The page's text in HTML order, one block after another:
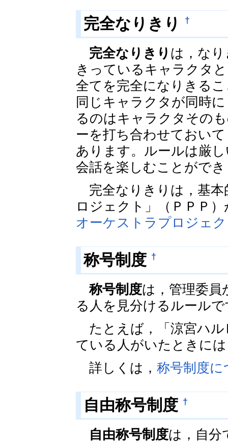
完全なりきり †
完全なりきり は，な
きっているキャラクタ
全てを完全になりきる
同じキャラクタが同時
るのはキャラクタその
ーを打ち合わせておい
あります。ルールは厳
会話を楽しむことがで
完全なりきりは，基
ロジェクト」（ＰＰＰ
オーケストラプロジェ
称号制度 †
称号制度は，管理委
る人を見分けるルール
たとえば，「涼宮ハル
ている人がいたときに
詳しくは，称号制度に
自由称号制度 †
自由称号制度は，自分